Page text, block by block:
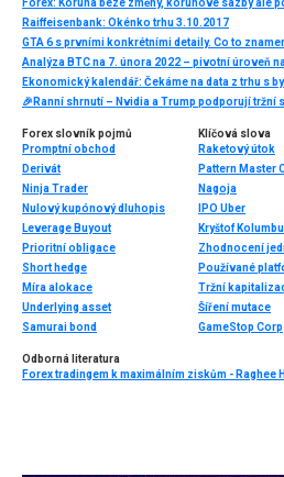
Raiffeisenbank: Okénko trhu 3.10.2017
Ekonomický kalendář: Čekáme na data z trhu s
Forex slovník pojmů
Promptní obchod
Derivát
Ninja Trader
Nulový kupónový dluhopis
Leverage Buyout
Prioritní obligace
Short hedge
Míra alokace
Underlying asset
Samurai bond
Klíčová slova
Raketový útok
Pattern Master
Nagoja
IPO Uber
Kryštof
Používané
Tržní
Šíření mutace
GameStop Corp
Odborná literatura
Forex tradingem k maximálním ziskům - Raghee